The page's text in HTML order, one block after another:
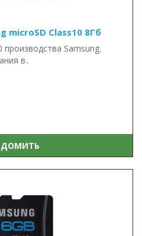
microSD Class10 8Гб
Samsung.
в..